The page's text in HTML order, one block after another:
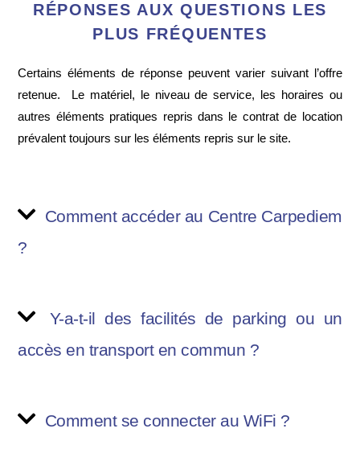
RÉPONSES AUX QUESTIONS LES
PLUS FRÉQUENTES
Certains éléments de réponse peuvent varier suivant l’offre
retenue. Le matériel, le niveau de service, les horaires ou
autres éléments pratiques repris dans le contrat de location
prévalent toujours sur les éléments repris sur le site.
Comment accéder au Centre Carpediem
?
Y-a-t-il des facilités de parking ou un
accès en transport en commun ?
Comment se connecter au WiFi ?